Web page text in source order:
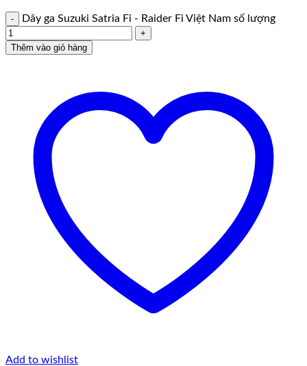
Dây ga Suzuki Satria Fi - Raider Fi Việt Nam số lượng
Thêm vào giỏ hàng
Add to wishlist